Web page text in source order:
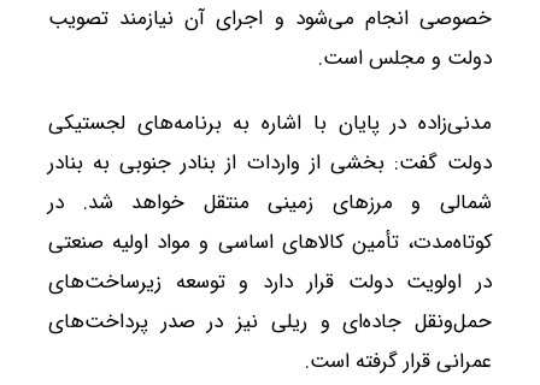
خصوصی انجام می‌شود و اجرای آن نیازمند تصویب
دولت و مجلس است.
مدنی‌زاده در پایان با اشاره به برنامه‌های لجستیکی
دولت گفت: بخشی از واردات از بنادر جنوبی به بنادر
شمالی و مرزهای زمینی منتقل خواهد شد. در
کوتاه‌مدت، تأمین کالاهای اساسی و مواد اولیه صنعتی
در اولویت دولت قرار دارد و توسعه زیرساخت‌های
حمل‌ونقل جاده‌ای و ریلی نیز در صدر پرداخت‌های
عمرانی قرار گرفته است.